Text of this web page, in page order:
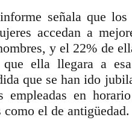
señala que los
accedan a
y el 22% de
ella llegara a
que se han ido
en
el de antigüedad.